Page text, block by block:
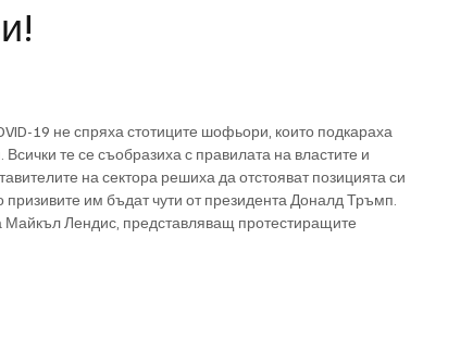
те се съобразиха с правилата на властите и
на сектора решиха да отстояват позицията си
им бъдат чути от президента Доналд Тръмп.